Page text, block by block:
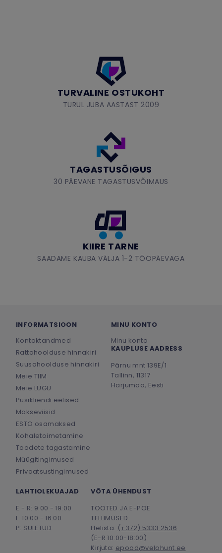
TURVALINE OSTUKOHT
TURUL JUBA AASTAST 2009
TAGASTUSÕIGUS
30 PÄEVANE TAGASTUSVÕIMAUS
KIIRE TARNE
SAADAME KAUBA VÄLJA 1-2 TÖÖPÄEVAGA
INFORMATSIOON
Kontaktandmed
Rattahoolduse hinnakiri
Suusahoolduse hinnakiri
Meie TIIM
Meie LUGU
Püsikliendi eelised
Makseviisid
ESTO osamaksed
Kohaletoimetamine
Toodete tagastamine
Müügitingimused
Privaatsustingimused
MINU KONTO
Minu konto
KAUPLUSE AADRESS
Pärnu mnt 139E/1
Tallinn, 11317
Harjumaa, Eesti
LAHTIOLEKUAJAD
E - R: 9:00 - 19:00
L: 10:00 - 16:00
P: SULETUD
VÕTA ÜHENDUST
TOOTED JA E-POE
TELLIMUSED
Helista: (+372) 5333 2536
(E-R 10:00-18:00)
Kirjuta: epood@velohunt.ee